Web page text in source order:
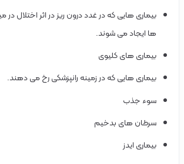
بیماری هایی که در غدد درون ریز در اثر اختلال در
ها ایجاد می شوند.
بیماری های کلیوی
بیماری هایی که در زمینه رانپزشکی رخ می دهند.
سوء جذب
سرطان های بدخیم
بیماری ایدز